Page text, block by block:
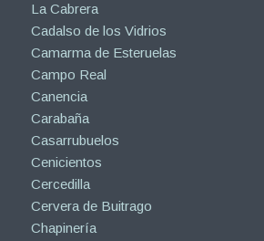
La Cabrera
Cadalso de los Vidrios
Camarma de Esteruelas
Campo Real
Canencia
Carabaña
Casarrubuelos
Cenicientos
Cercedilla
Cervera de Buitrago
Chapinería